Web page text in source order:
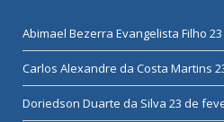
Abimael Bezerra Evangelista Filho
Carlos Alexandre da Costa Martins
Doriedson Duarte da Silva 23 de